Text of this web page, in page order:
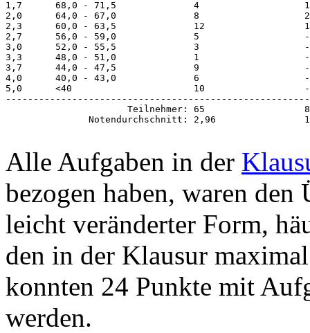
1,7      68,0 - 71,5              4
2,0      64,0 - 67,0              8
2,3      60,0 - 63,5              12
2,7      56,0 - 59,0              5
3,0      52,0 - 55,5              3                   -
3,3      48,0 - 51,0              1                   -
3,7      44,0 - 47,5              9                   -
4,0      40,0 - 43,0              6                   -
5,0      <40                      10                  -
Teilnehmer: 65
Alle Aufgaben in der
bezogen haben, waren
leicht veränderter Form,
den in der Klausur
konnten 24 Punkte mit
werden.